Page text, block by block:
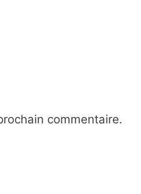
commentaire.